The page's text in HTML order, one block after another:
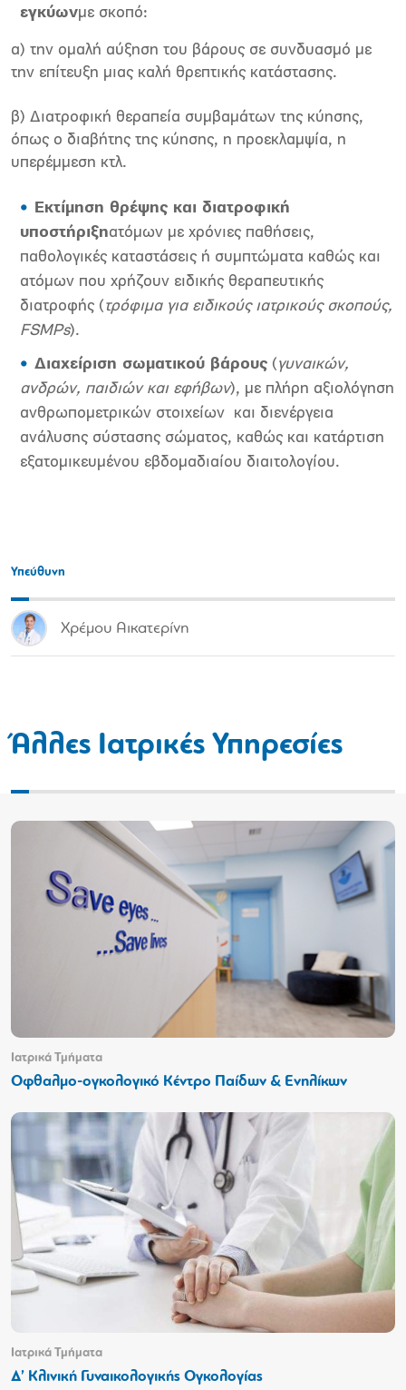
εγκύωνμε σκοπό:
α) την ομαλή αύξηση του βάρους σε συνδυασμό με
την επίτευξη μιας καλή θρεπτικής κατάστασης.
β) Διατροφική θεραπεία συμβαμάτων της κύησης,
όπως ο διαβήτης της κύησης, η προεκλαμψία, η
υπερέμμεση κτλ.
Εκτίμηση θρέψης και διατροφική
υποστήριξηατόμων με χρόνιες παθήσεις,
παθολογικές καταστάσεις ή συμπτώματα καθώς και
ατόμων που χρήζουν ειδικής θεραπευτικής
διατροφής (τρόφιμα για ειδικούς ιατρικούς σκοπούς,
FSMPs).
Διαχείριση σωματικού βάρους (γυναικών,
ανδρών, παιδιών και εφήβων), με πλήρη αξιολόγηση
ανθρωπομετρικών στοιχείων και διενέργεια
ανάλυσης σύστασης σώματος, καθώς και κατάρτιση
εξατομικευμένου εβδομαδιαίου διαιτολογίου.
Υπεύθυνη
Χρέμου Αικατερίνη
Άλλες Ιατρικές Υπηρεσίες
Ιατρικά Τμήματα
Οφθαλμο-ογκολογικό Κέντρο Παίδων & Ενηλίκων
Ιατρικά Τμήματα
Δ’ Κλινική Γυναικολογικής Ογκολογίας